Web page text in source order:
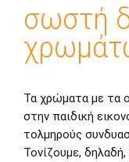
σωστή
Τα χρώματα με τα
στην παιδική
τολμηρούς
Τονίζουμε,